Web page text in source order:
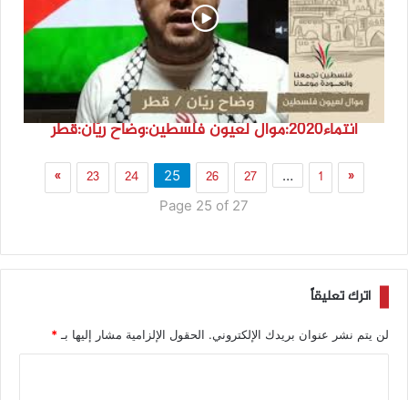
انتماء2020:موال لعيون فلسطين:وضاح ريّان:قطر
«
1
…
23 24 25 26 27
»
Page 25 of 27
اترك تعليقاً
لن يتم نشر عنوان بريدك الإلكتروني. الحقول الإلزامية مشار إليها بـ *